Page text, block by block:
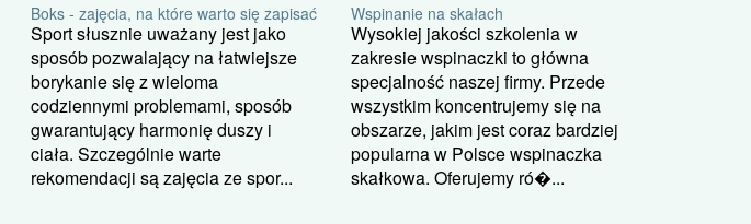
Boks - zajęcia, na które warto się zapisać
Sport słusznie uważany jest jako
sposób pozwalający na łatwiejsze
borykanie się z wieloma
codziennymi problemami, sposób
gwarantujący harmonię duszy i
ciała. Szczególnie warte
rekomendacji są zajęcia ze spor...
Wspinanie na skałach
Wysokiej jakości szkolenia w
zakresie wspinaczki to główna
specjalność naszej firmy. Przede
wszystkim koncentrujemy się na
obszarze, jakim jest coraz bardziej
popularna w Polsce wspinaczka
skałkowa. Oferujemy ró�...